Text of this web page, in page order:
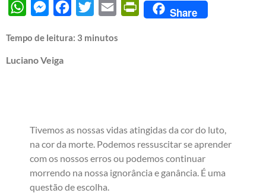
WhatsAppMessengerFacebook
Twitter Email PrintFriendly
Share
Tempo de leitura: 3 minutos
Luciano Veiga
Tivemos as nossas vidas atingidas da cor do luto,
na cor da morte. Podemos ressuscitar se aprender
com os nossos erros ou podemos continuar
morrendo na nossa ignorância e ganância. É uma
questão de escolha.